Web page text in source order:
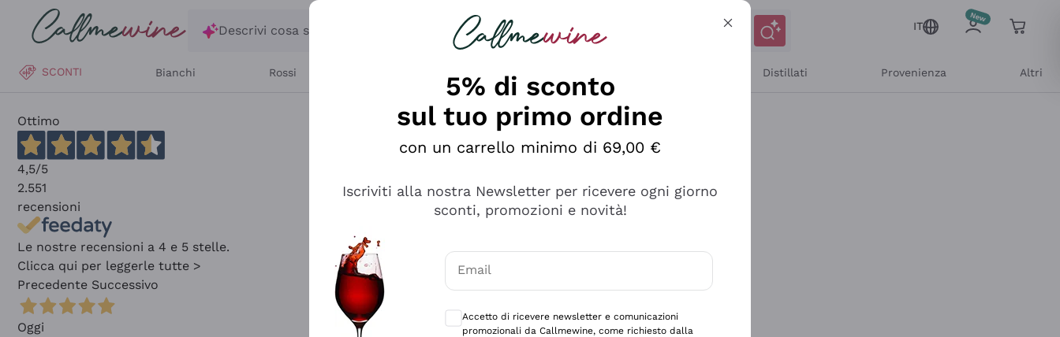
Salta al contenuto principale
Descrivi cosa stai cercando
IT
SCONTI Bianchi Rossi Distillati Provenienza Altri
Ottimo
4,5/5
2.551
recensioni
Le nostre recensioni a 4 e 5 stelle.
Clicca qui per leggerle tutte >
Precedente Successivo
Oggi
5% di sconto
sul tuo primo ordine
con un carrello minimo di 69,00 €
Iscriviti alla nostra Newsletter per ricevere ogni giorno
sconti, promozioni e novità!
Email
Accetto di ricevere newsletter e comunicazioni
promozionali da Callmewine, come richiesto dalla